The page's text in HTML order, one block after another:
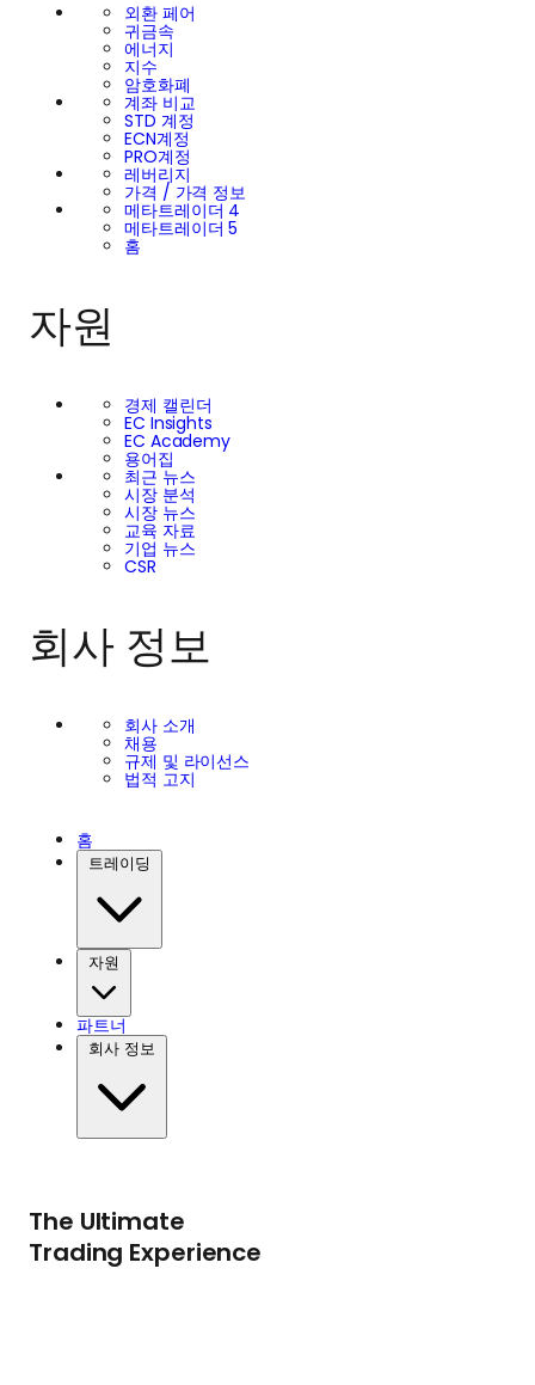
외환 페어
귀금속
에너지
지수
암호화폐
계좌 비교
STD 계정
ECN계정
PRO계정
레버리지
가격 / 가격 정보
메타트레이더 4
메타트레이더 5
홈
자원
경제 캘린더
EC Insights
EC Academy
용어집
최근 뉴스
시장 분석
시장 뉴스
교육 자료
기업 뉴스
CSR
회사 정보
회사 소개
채용
규제 및 라이선스
법적 고지
홈
트레이딩
자원
파트너
회사 정보
The Ultimate
Trading Experience